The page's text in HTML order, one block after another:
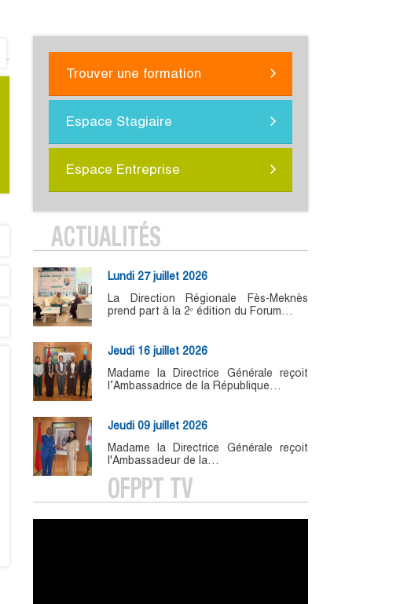
Trouver une formation
Espace Stagiaire
Espace Entreprise
ACTUALITÉS
Lundi 27 juillet 2026
La Direction Régionale Fès-Meknès
prend part à la 2ᵉ édition du Forum…
Jeudi 16 juillet 2026
Madame la Directrice Générale reçoit
l’Ambassadrice de la République…
Jeudi 09 juillet 2026
Madame la Directrice Générale reçoit
l'Ambassadeur de la…
OFPPT TV